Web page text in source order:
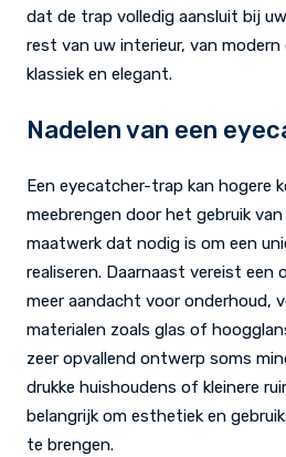
dat de trap volledig aansluit bij
rest van uw interieur, van
klassiek en elegant.
Nadelen van een
Een eyecatcher-trap kan hogere
meebrengen door het gebruik
maatwerk dat nodig is om een
realiseren. Daarnaast vereist een
meer aandacht voor onderhoud,
materialen zoals glas of
zeer opvallend ontwerp soms
drukke huishoudens of kleinere
belangrijk om esthetiek en
te brengen.